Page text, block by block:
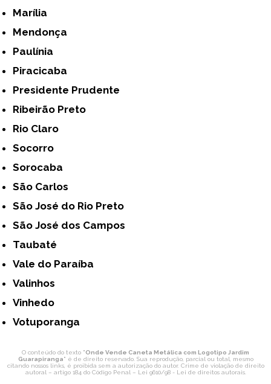
Marília
Mendonça
Paulínia
Piracicaba
Presidente Prudente
Ribeirão Preto
Rio Claro
Socorro
Sorocaba
São Carlos
São José do Rio Preto
São José dos Campos
Taubaté
Vale do Paraíba
Valinhos
Vinhedo
Votuporanga
O conteúdo do texto "Onde Vende Caneta Metálica com Logotipo Jardim
Guarapiranga" é de direito reservado. Sua reprodução, parcial ou total, mesmo
citando nossos links, é proibida sem a autorização do autor. Crime de violação de direito
autoral – artigo 184 do Código Penal – Lei 9610/98 - Lei de direitos autorais.